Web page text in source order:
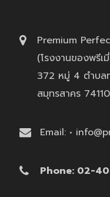
Premium
(โรงงานของพรีเ
372 หมู่ 4 ตำบล
สมุทรสาคร 74110
Email: •
Phone: 02-